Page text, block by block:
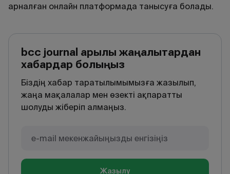
арналған онлайн платформада танысуға болады.
bcc journal арқылы жаңалықтардан
хабардар болыңыз
Біздің хабар таратылымымызға жазылып,
жаңа мақалалар мен өзекті ақпаратты
шолуды жіберіп алмаңыз.
Жазылу